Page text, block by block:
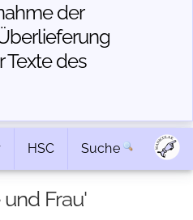
der
Texte des
HSC Suche
Frau'